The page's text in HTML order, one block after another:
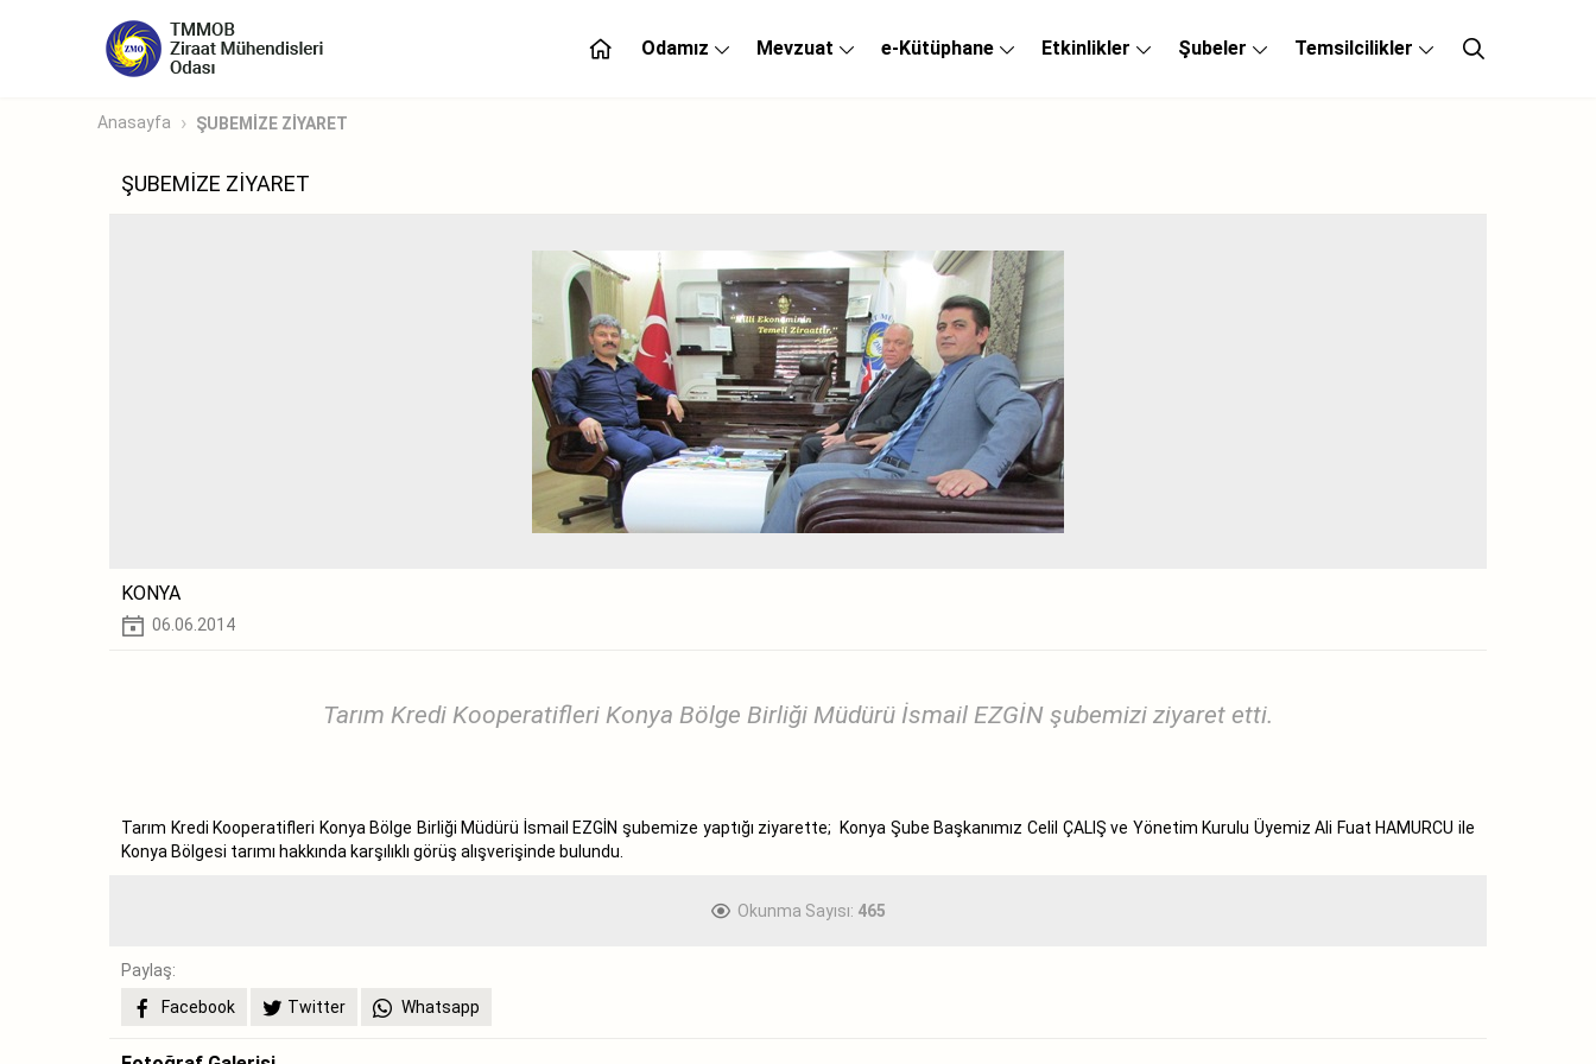
Odamız Mevzuat e-Kütüphane Etkinlikler Şubeler Temsilcilikler
Anasayfa ŞUBEMİZE ZİYARET
ŞUBEMİZE ZİYARET
KONYA
06.06.2014
Tarım Kredi Kooperatifleri Konya Bölge Birliği Müdürü İsmail EZGİN şubemizi ziyaret etti.
Tarım Kredi Kooperatifleri Konya Bölge Birliği Müdürü İsmail EZGİN şubemize yaptığı ziyarette; Konya Şube Başkanımız Celil ÇALIŞ ve Yönetim Kurulu Üyemiz Ali Fuat HAMURCU ile
Konya Bölgesi tarımı hakkında karşılıklı görüş alışverişinde bulundu.
Okunma Sayısı: 465
Paylaş:
Facebook
Twitter Whatsapp